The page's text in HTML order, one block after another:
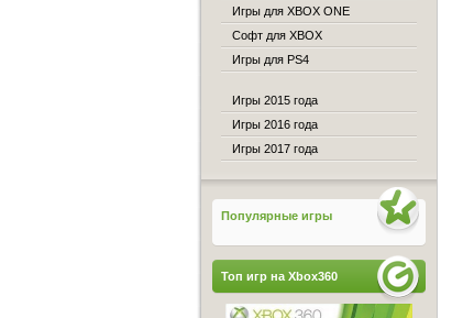
Игры для XBOX ONE
Софт для XBOX
Игры для PS4
Игры 2015 года
Игры 2016 года
Игры 2017 года
Популярные игры
Топ игр на Xbox360